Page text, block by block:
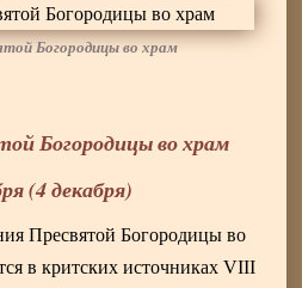
Богородицы во храм
Богородицы во храм
(4 декабря)
Пресвятой Богородицы во
в критских источниках VIII